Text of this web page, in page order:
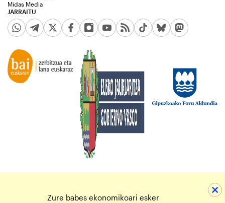
JARRAITU
Midas Media
Zure babes ekonomikoari esker